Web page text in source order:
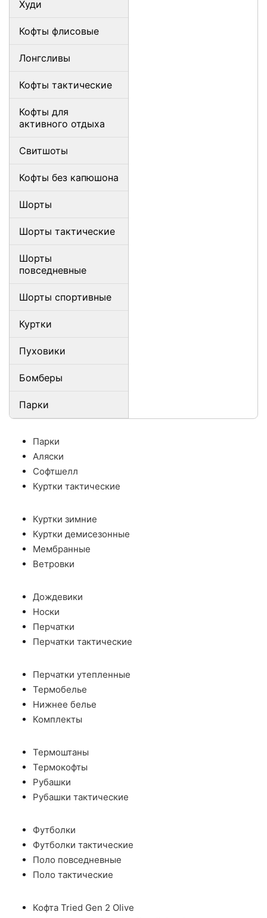
Худи
Кофты флисовые
Лонгсливы
Кофты тактические
Кофты для
активного отдыха
Свитшоты
Кофты без капюшона
Шорты
Шорты тактические
Шорты
повседневные
Шорты спортивные
Куртки
Пуховики
Бомберы
Парки
Парки
Аляски
Софтшелл
Куртки тактические
Куртки зимние
Куртки демисезонные
Мембранные
Ветровки
Дождевики
Носки
Перчатки
Перчатки тактические
Перчатки утепленные
Термобелье
Нижнее белье
Комплекты
Термоштаны
Термокофты
Рубашки
Рубашки тактические
Футболки
Футболки тактические
Поло повседневные
Поло тактические
Кофта Tried Gen 2 Olive